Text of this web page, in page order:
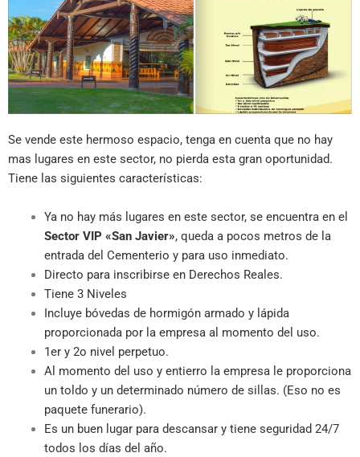
Se vende este hermoso espacio, tenga en cuenta que no hay
mas lugares en este sector, no pierda esta gran oportunidad.
Tiene las siguientes características:
Ya no hay más lugares en este sector, se encuentra en el
Sector VIP «San Javier», queda a pocos metros de la
entrada del Cementerio y para uso inmediato.
Directo para inscribirse en Derechos Reales.
Tiene 3 Niveles
Incluye bóvedas de hormigón armado y lápida
proporcionada por la empresa al momento del uso.
1er y 2o nivel perpetuo.
Al momento del uso y entierro la empresa le proporciona
un toldo y un determinado número de sillas. (Eso no es
paquete funerario).
Es un buen lugar para descansar y tiene seguridad 24/7
todos los días del año.